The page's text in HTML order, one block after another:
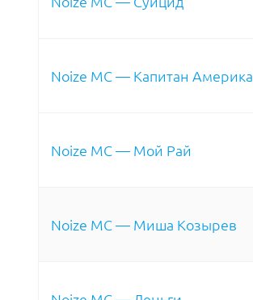
Noize MC — Капитан Америка
Noize MC — Миша Козырев
Noize MC — Мой Рай